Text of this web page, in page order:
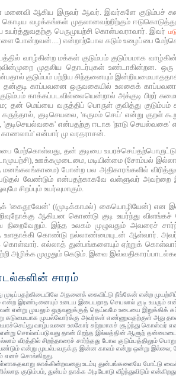
மனைவி ஆகிய இருவர் ஆவர். இவர்களே குடும்பச்
கொடிய வழக்கங்கள் முதலானவற்றிற்கும்
உயர்த்துவதற்கு பெருமுயற்சி கொள்பவராவார். இவர்
போன்றவன்....) என்றாற்போல கடும் உழைப்பை
வாழ்கின்ற மக்கள் குடும்பம் குடும்பமாக
முதலிய தொடர்புகள் உண்டாகின்றன.
குடும்பம் பற்றிய சிந்தனையும்
தன்குடி காப்பவனை ஒருவகையில் உலகைக்
காக்கப்படவில்லையென்றால் அக்குடி பிறர்
தன் மெய்யை வருத்திப் பொருள் குவித்து
குடிசெயலை, 'கருமம் செய்' என்று குறள்
என்பதற்கு ஈடாக 'நாடு
என்பார் மு வரதராசன்.
மேற்கொள்வது, தன் குடியை
ஊக்கமுடைமை, மடியின்மை (சோம்பல்
போன்ற பல அதிகாரங்களில்
வேண்டும் என்பதற்காகவே வள்ளுவர் அவற்றை
சிறப்பும் உயர்வுமாகும்.
'கைதூவேன்‌' ((முடிக்காமல்) கையொழியேன்) என
ஆகியன கொண்டு குடி உயர்ந்து
நிறைவேறும். இந்த உலகம் முழுவதும் அவரைச்
கொண்டு நல்லாண்மையுடன் ஆள்வார். அவர்
எல்லாத் துன்பங்களையும் ஏற்றுக் கொள்வார்.
அழிக்க முழுதும் கெடும். இவை
சாரம்
அதனைக் கைவிட்டு நீங்கேன் என்ற
என்ற இரண்டினையும் உடைய இடையறாத செயலால் குடி உயரும்
என்று முயலும் ஒருவனுக்குத் தெய்வமே உடையை இறுக்கிக்
கடுமையாக முயல்வோர்க்கு அவர்கள் எண்ணுவதற்குள் அது
உயரச்செய்து வாழ்பவனை உலகோர் சுற்றமாகச் சூழ்ந்து கொள்வர்
சொல்லப்படுவது தான் பிறந்த இல்லத்தின் ஆளுந்
வீரத்தில் சிறந்தாரைச் சார்ந்தது போல குடும்பத்திலும்
என்று முயல்பவருக்கு இன்ன காலம் என்று ஒன்று
எனச் சொல்கிறது.
காக்கின்றவனது உடம்பு துன்பங்களையே போட்டு
குடும்பம், துன்பம் தாக்க அடியோடு வீழ்ந்துவிடும் என்கிறது.